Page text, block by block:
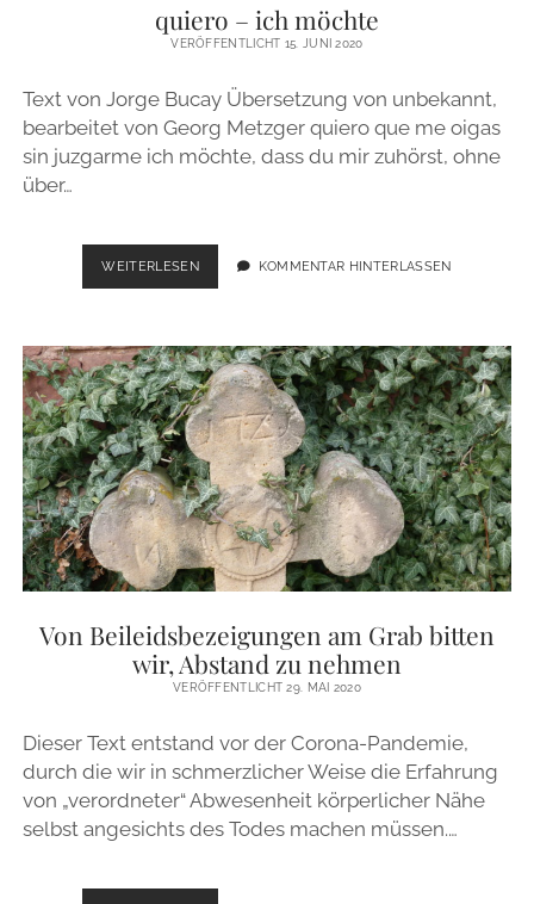
quiero – ich möchte
VERÖFFENTLICHT 15. JUNI 2020
Text von Jorge Bucay Übersetzung von unbekannt,
bearbeitet von Georg Metzger quiero que me oigas
sin juzgarme ich möchte, dass du mir zuhörst, ohne
über…
WEITERLESENQUIERO
–
KOMMENTAR HINTERLASSEN
Von Beileidsbezeigungen am Grab bitten
wir, Abstand zu nehmen
VERÖFFENTLICHT 29. MAI 2020
Dieser Text entstand vor der Corona-Pandemie,
durch die wir in schmerzlicher Weise die Erfahrung
von „verordneter“ Abwesenheit körperlicher Nähe
selbst angesichts des Todes machen müssen.…